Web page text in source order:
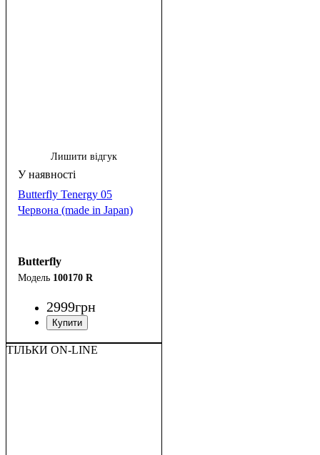
Лишити відгук
Butterfly Tenergy 05
Червона (made in Japan)
Butterfly
100170 R
2999грн
ТІЛЬКИ ON-LINE